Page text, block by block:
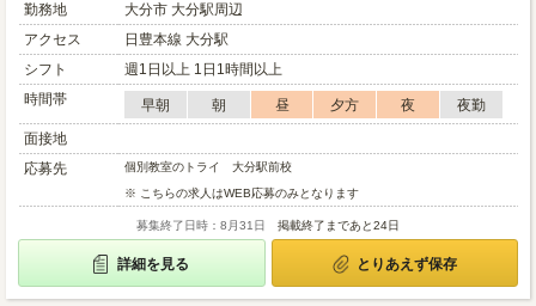
勤務地
大分市 大分駅周辺
アクセス
日豊本線 大分駅
シフト
週1日以上 1日1時間以上
時間帯
早朝 朝 昼 夕方 夜
夜勤
面接地
応募先
個別教室のトライ 大分駅前校
※ こちらの求人はWEB応募のみとなります
募集終了日時：8月31日 掲載終了まであと24日
詳細を見る とりあえず保存